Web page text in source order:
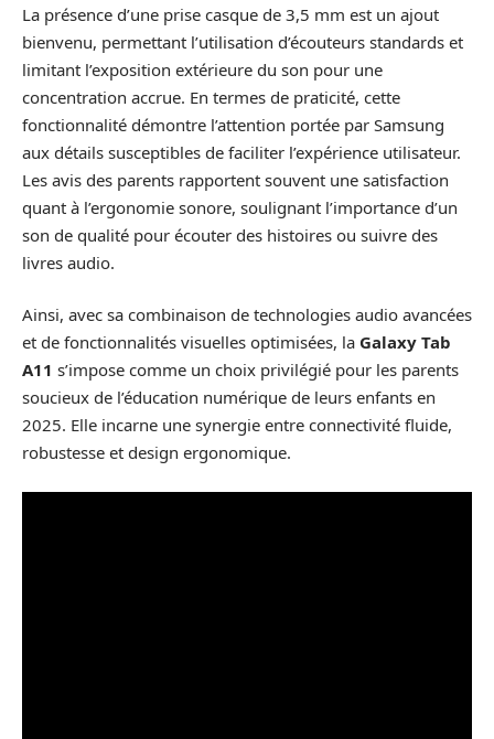
La présence d’une prise casque de 3,5 mm est un ajout
bienvenu, permettant l’utilisation d’écouteurs standards et
limitant l’exposition extérieure du son pour une
concentration accrue. En termes de praticité, cette
fonctionnalité démontre l’attention portée par Samsung
aux détails susceptibles de faciliter l’expérience utilisateur.
Les avis des parents rapportent souvent une satisfaction
quant à l’ergonomie sonore, soulignant l’importance d’un
son de qualité pour écouter des histoires ou suivre des
livres audio.
Ainsi, avec sa combinaison de technologies audio avancées
et de fonctionnalités visuelles optimisées, la Galaxy Tab
A11 s’impose comme un choix privilégié pour les parents
soucieux de l’éducation numérique de leurs enfants en
2025. Elle incarne une synergie entre connectivité fluide,
robustesse et design ergonomique.